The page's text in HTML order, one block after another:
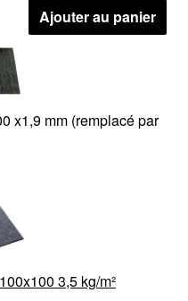
Ajouter au panier
x1,9 mm (remplacé par
3,5 kg/m²